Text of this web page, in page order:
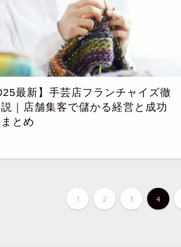
最新】手芸店フランチャイズ徹
｜店舗集客で儲かる経営と成功
とめ
1 2 3 4